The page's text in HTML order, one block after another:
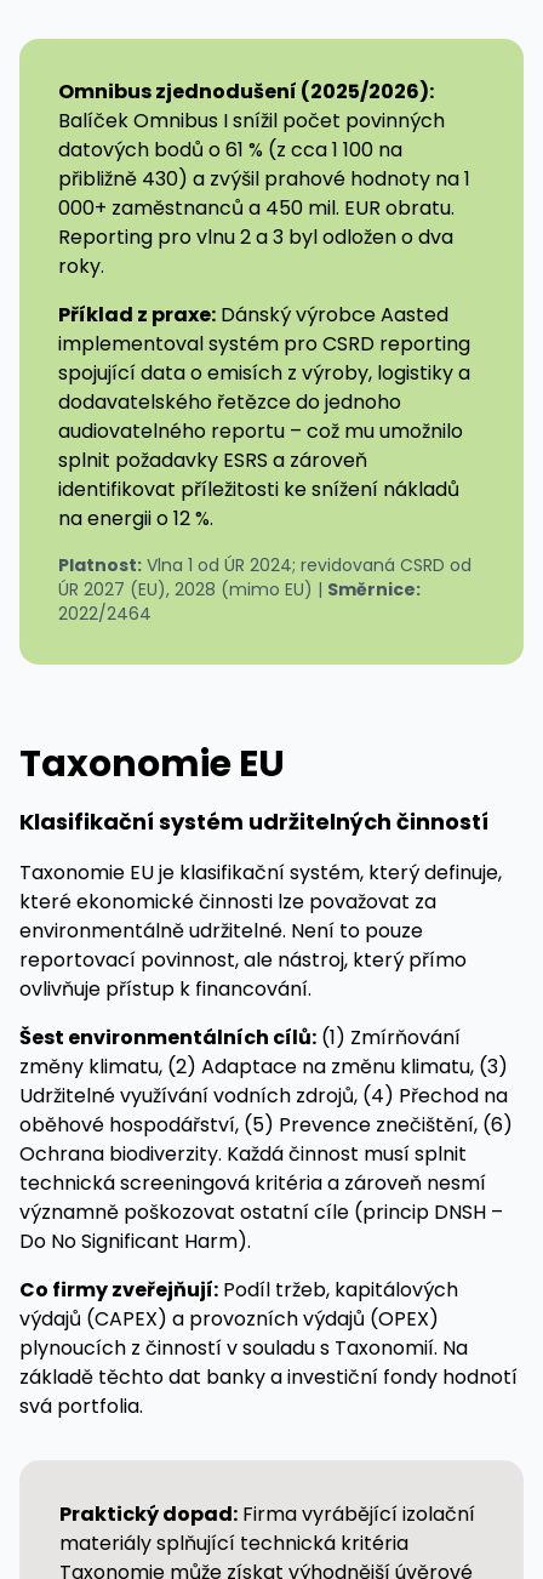
Omnibus zjednodušení (2025/2026):
Balíček Omnibus I snížil počet povinných
datových bodů o 61 % (z cca 1 100 na
přibližně 430) a zvýšil prahové hodnoty na 1
000+ zaměstnanců a 450 mil. EUR obratu.
Reporting pro vlnu 2 a 3 byl odložen o dva
roky.
Příklad z praxe: Dánský výrobce Aasted
implementoval systém pro CSRD reporting
spojující data o emisích z výroby, logistiky a
dodavatelského řetězce do jednoho
audiovatelného reportu – což mu umožnilo
splnit požadavky ESRS a zároveň
identifikovat příležitosti ke snížení nákladů
na energii o 12 %.
Platnost: Vlna 1 od ÚR 2024; revidovaná CSRD od
ÚR 2027 (EU), 2028 (mimo EU) | Směrnice:
2022/2464
Taxonomie EU
Klasifikační systém udržitelných činností
Taxonomie EU je klasifikační systém, který definuje,
které ekonomické činnosti lze považovat za
environmentálně udržitelné. Není to pouze
reportovací povinnost, ale nástroj, který přímo
ovlivňuje přístup k financování.
Šest environmentálních cílů: (1) Zmírňování
změny klimatu, (2) Adaptace na změnu klimatu, (3)
Udržitelné využívání vodních zdrojů, (4) Přechod na
oběhové hospodářství, (5) Prevence znečištění, (6)
Ochrana biodiverzity. Každá činnost musí splnit
technická screeningová kritéria a zároveň nesmí
významně poškozovat ostatní cíle (princip DNSH –
Do No Significant Harm).
Co firmy zveřejňují: Podíl tržeb, kapitálových
výdajů (CAPEX) a provozních výdajů (OPEX)
plynoucích z činností v souladu s Taxonomií. Na
základě těchto dat banky a investiční fondy hodnotí
svá portfolia.
Praktický dopad: Firma vyrábějící izolační
materiály splňující technická kritéria
Taxonomie může získat výhodnější úvěrové